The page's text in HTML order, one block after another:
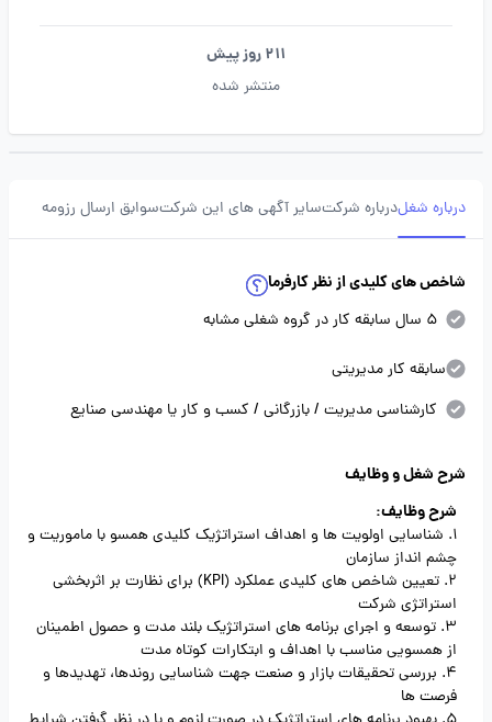
211 روز پیش
منتشر شده
درباره شغلدرباره شرکتسایر آگهی های این شرکتسوابق ارسال رزومه
شاخص های کلیدی از نظر کارفرما
5 سال سابقه کار در گروه شغلی مشابه
سابقه کار مدیریتی
کارشناسی مدیریت / بازرگانی / کسب و کار یا مهندسی صنایع
شرح شغل و وظایف
شرح وظایف:
1. شناسایی اولویت ها و اهداف استراتژیک کلیدی همسو با ماموریت و
چشم انداز سازمان
2. تعیین شاخص های کلیدی عملکرد (KPI) برای نظارت بر اثربخشی
استراتژی شرکت
3. توسعه و اجرای برنامه های استراتژیک بلند مدت و حصول اطمینان
از همسویی مناسب با اهداف و ابتکارات کوتاه مدت
4. بررسی تحقیقات بازار و صنعت جهت شناسایی روندها، تهدیدها و
فرصت ها